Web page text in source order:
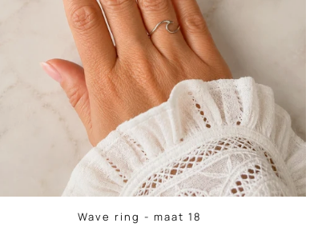
Wave ring - maat 18